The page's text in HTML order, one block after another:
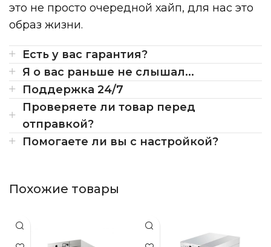
это не просто очередной хайп, для нас это
образ жизни.
Есть у вас гарантия?
Я о вас раньше не слышал...
Поддержка 24/7
Проверяете ли товар перед
отправкой?
Помогаете ли вы с настройкой?
Похожие товары